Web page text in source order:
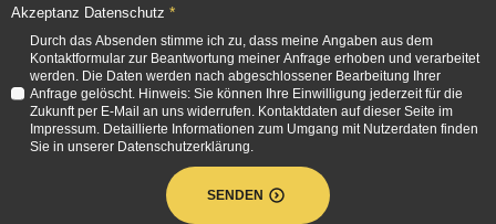
Akzeptanz Datenschutz *
Durch das Absenden stimme ich zu, dass meine Angaben aus dem
Kontaktformular zur Beantwortung meiner Anfrage erhoben und verarbeitet
werden. Die Daten werden nach abgeschlossener Bearbeitung Ihrer
Anfrage gelöscht. Hinweis: Sie können Ihre Einwilligung jederzeit für die
Zukunft per E-Mail an uns widerrufen. Kontaktdaten auf dieser Seite im
Impressum. Detaillierte Informationen zum Umgang mit Nutzerdaten finden
Sie in unserer Datenschutzerklärung.
SENDEN